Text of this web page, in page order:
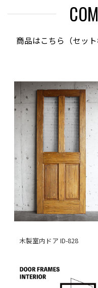
商品はこちら（セッ
木製室内ドア ID-828